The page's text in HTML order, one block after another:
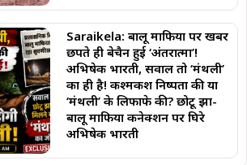
Saraikela: बालू माफिया पर खबर
छपते ही बेचैन हुई ‘अंतरात्मा’!
अभिषेक भारती, सवाल तो ‘मंथली’
का ही है! कश्मकश निष्पक्षता की या
‘मंथली’ के लिफाफे की? छोटू झा-
बालू माफिया कनेक्शन पर घिरे
अभिषेक भारती